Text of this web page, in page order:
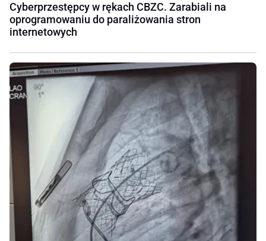
Cyberprzestępcy w rękach CBZC. Zarabiali na
oprogramowaniu do paraliżowania stron
internetowych